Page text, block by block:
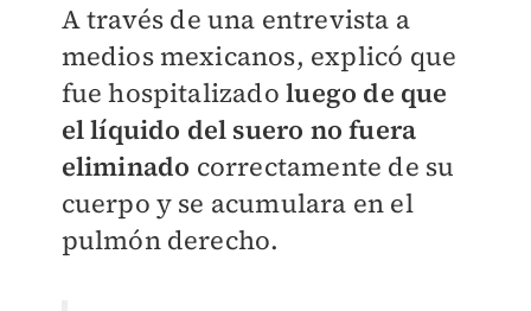
A través de una entrevista a
medios mexicanos, explicó que
fue hospitalizado luego de que
el líquido del suero no fuera
eliminado correctamente de su
cuerpo y se acumulara en el
pulmón derecho.